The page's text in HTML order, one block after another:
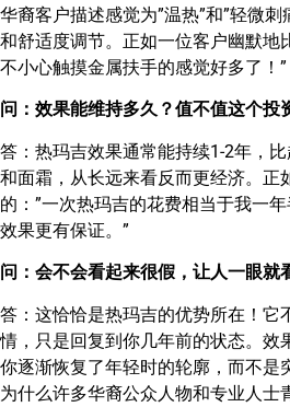
华裔客户描述感觉为”温热”和”轻微
和舒适度调节。正如一位客户幽默地
不小心触摸金属扶手的感觉好多了！”
问：效果能维持多久？值不值这个投
答：热玛吉效果通常能持续1-2年，
和面霜，从长远来看反而更经济。正
的：”一次热玛吉的花费相当于我一
效果更有保证。”
问：会不会看起来很假，让人一眼就
答：这恰恰是热玛吉的优势所在！它
情，只是回复到你几年前的状态。效
你逐渐恢复了年轻时的轮廓，而不是
为什么许多华裔公众人物和专业人